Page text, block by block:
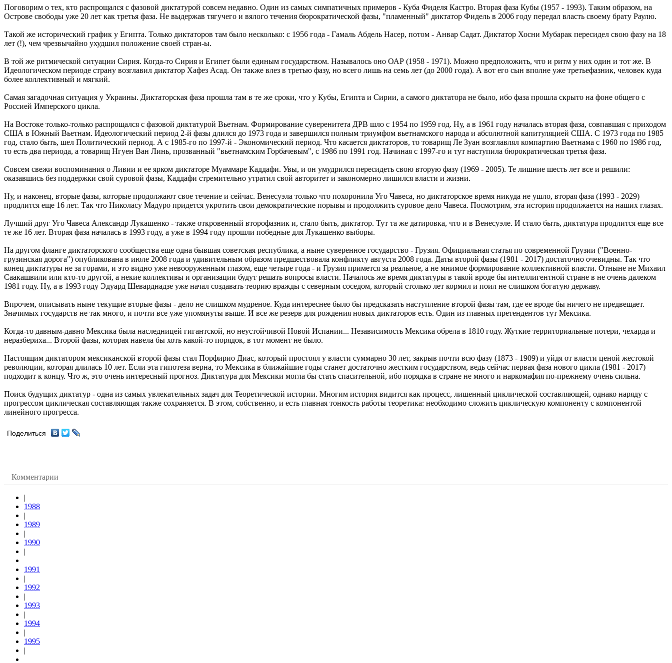
Поговорим о тех, кто распрощался с фазовой диктатурой совсем недавно. Один из самых симпатичных примеров - Куба Фиделя Кастро. Вторая фаза Кубы (1957 - 1993). Таким образом, на
Острове свободы уже 20 лет как третья фаза. Не выдержав тягучего и вялого течения бюрократической фазы, "пламенный" диктатор Фидель в 2006 году передал власть своему брату Раулю.
Такой же исторический график у Египта. Только диктаторов там было несколько: с 1956 года - Гамаль Абдель Насер, потом - Анвар Садат. Диктатор Хосни Мубарак пересидел свою фазу на 18
лет (!), чем чрезвычайно ухудшил положение своей стран-ы.
В той же ритмической ситуации Сирия. Когда-то Сирия и Египет были единым государством. Называлось оно ОАР (1958 - 1971). Можно предположить, что и ритм у них один и тот же. В
Идеологическом периоде страну возглавил диктатор Хафез Асад. Он также влез в третью фазу, но всего лишь на семь лет (до 2000 года). А вот его сын вполне уже третьефазник, человек куда
более коллективный и мягкий.
Самая загадочная ситуация у Украины. Диктаторская фаза прошла там в те же сроки, что у Кубы, Египта и Сирии, а самого диктатора не было, ибо фаза прошла скрыто на фоне общего с
Россией Имперского цикла.
На Востоке только-только распрощался с фазовой диктатурой Вьетнам. Формирование суверенитета ДРВ шло с 1954 по 1959 год. Ну, а в 1961 году началась вторая фаза, совпавшая с приходом
США в Южный Вьетнам. Идеологический период 2-й фазы длился до 1973 года и завершился полным триумфом вьетнамского народа и абсолютной капитуляцией США. С 1973 года по 1985
год, стало быть, шел Политический период. А с 1985-го по 1997-й - Экономический период. Что касается диктаторов, то товарищ Ле Зуан возглавлял компартию Вьетнама с 1960 по 1986 год,
то есть два периода, а товарищ Нгуен Ван Линь, прозванный "вьетнамским Горбачевым", с 1986 по 1991 год. Начиная с 1997-го и тут наступила бюрократическая третья фаза.
Совсем свежи воспоминания о Ливии и ее ярком диктаторе Муаммаре Каддафи. Увы, и он умудрился пересидеть свою вторую фазу (1969 - 2005). Те лишние шесть лет все и решили:
оказавшись без поддержки свой суровой фазы, Каддафи стремительно утратил свой авторитет и закономерно лишился власти и жизни.
Ну, и наконец, вторые фазы, которые продолжают свое течение и сейчас. Венесуэла только что похоронила Уго Чавеса, но диктаторское время никуда не ушло, вторая фаза (1993 - 2029)
продлится еще 16 лет. Так что Николасу Мадуро придется укротить свои демократические порывы и продолжить суровое дело Чавеса. Посмотрим, эта история продолжается на наших глазах.
Лучший друг Уго Чавеса Александр Лукашенко - также откровенный второфазник и, стало быть, диктатор. Тут та же датировка, что и в Венесуэле. И стало быть, диктатура продлится еще все
те же 16 лет. Вторая фаза началась в 1993 году, а уже в 1994 году прошли победные для Лукашенко выборы.
На другом фланге диктаторского сообщества еще одна бывшая советская республика, а ныне суверенное государство - Грузия. Официальная статья по современной Грузии ("Военно-
грузинская дорога") опубликована в июле 2008 года и удивительным образом предшествовала конфликту августа 2008 года. Даты второй фазы (1981 - 2017) достаточно очевидны. Так что
конец диктатуры не за горами, и это видно уже невооруженным глазом, еще четыре года - и Грузия примется за реальное, а не мнимое формирование коллективной власти. Отныне не Михаил
Саакашвили или кто-то другой, а некие коллективы и организации будут решать вопросы власти. Началось же время диктатуры в такой вроде бы интеллигентной стране в не очень далеком
1981 году. Ну, а в 1993 году Эдуард Шеварднадзе уже начал создавать теорию вражды с северным соседом, который столько лет кормил и поил не слишком богатую державу.
Впрочем, описывать ныне текущие вторые фазы - дело не слишком мудреное. Куда интереснее было бы предсказать наступление второй фазы там, где ее вроде бы ничего не предвещает.
Значимых государств не так много, и почти все уже упомянуты выше. И все же резерв для рождения новых диктаторов есть. Один из главных претендентов тут Мексика.
Когда-то давным-давно Мексика была наследницей гигантской, но неустойчивой Новой Испании... Независимость Мексика обрела в 1810 году. Жуткие территориальные потери, чехарда и
неразбериха... Второй фазы, которая навела бы хоть какой-то порядок, в тот момент не было.
Настоящим диктатором мексиканской второй фазы стал Порфирио Диас, который простоял у власти суммарно 30 лет, закрыв почти всю фазу (1873 - 1909) и уйдя от власти ценой жестокой
революции, которая длилась 10 лет. Если эта гипотеза верна, то Мексика в ближайшие годы станет достаточно жестким государством, ведь сейчас первая фаза нового цикла (1981 - 2017)
подходит к концу. Что ж, это очень интересный прогноз. Диктатура для Мексики могла бы стать спасительной, ибо порядка в стране не много и наркомафия по-прежнему очень сильна.
Поиск будущих диктатур - одна из самых увлекательных задач для Теоретической истории. Многим история видится как процесс, лишенный циклической составляющей, однако наряду с
прогрессом циклическая составляющая также сохраняется. В этом, собственно, и есть главная тонкость работы теоретика: необходимо сложить циклическую компоненту с компонентой
линейного прогресса.
Поделиться
Комментарии
|
1988
|
1989
|
1990
|
1991
|
1992
|
1993
|
1994
|
1995
|